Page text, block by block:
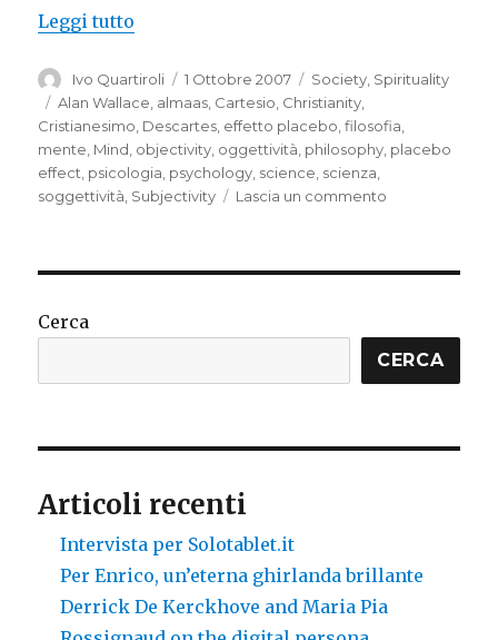
Leggi tutto
Autore
Ivo Quartiroli
Pubblicato
il
1 Ottobre 2007 Categorie
Society Spirituality
Tag
Alan Wallace almaas Cartesio Christianity
Cristianesimo Descartes effetto placebo ,filosofia
mente Mind objectivity oggettività philosophy placebo
effect psicologia psychology science scienza
soggettività Subjectivity Lascia un commento
Cerca
CERCA
Articoli recenti
Intervista per Solotablet.it
Per Enrico, un’eterna ghirlanda brillante
Derrick De Kerckhove and Maria Pia